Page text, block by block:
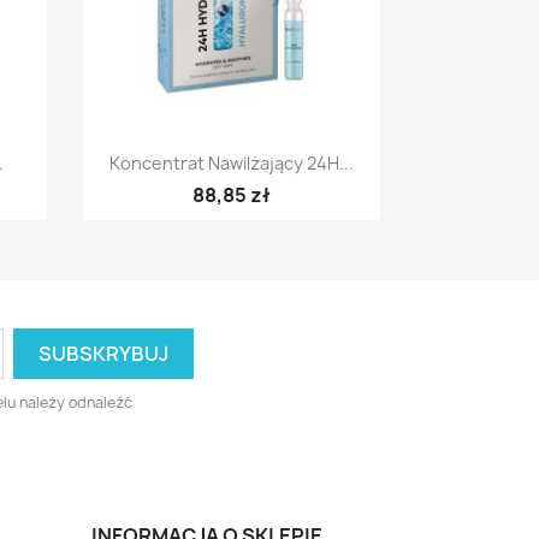
Szybki podgląd
Koncentrat Nawilżający 24H...
88,85 zł
należy odnaleźć